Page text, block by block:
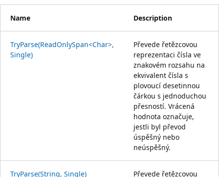
Name Description
TryParse(ReadOnlySpan<Char>,
Single)
Převede řetězcovou
reprezentaci čísla ve
znakovém rozsahu na
ekvivalent čísla s
plovoucí desetinnou
čárkou s jednoduchou
přesností. Vrácená
hodnota označuje,
jestli byl převod
úspěšný nebo
neúspěšný.
TryParse(String, Single)
Převede řetězcovou